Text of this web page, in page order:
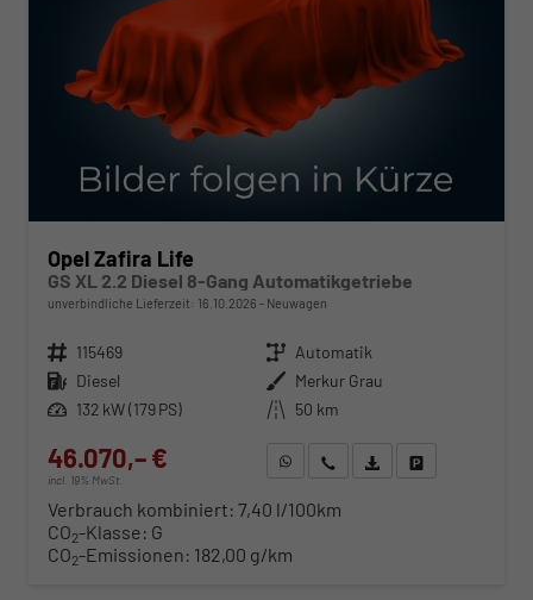
Opel Zafira Life
GS XL 2.2 Diesel 8-Gang Automatikgetriebe
unverbindliche Lieferzeit: 16.10.2026 Neuwagen
Fahrzeugnr. 115469 Getriebe Automatik
Kraftstoff Diesel Außenfarbe Merkur Grau
Leistung 132 kW (179 PS) Kilometerstand 50 km
46.070,– €
incl. 19% MwSt.
WhatsApp anfragen
Wir rufen Sie anFahrzeugexposé (PDF)
Verbrauch kombiniert: 7,40 l/100km
CO2-Klasse: G
CO2-Emissionen: 182,00 g/km